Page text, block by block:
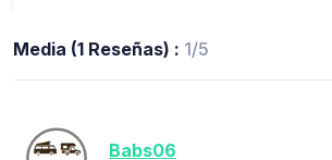
Media (1 Reseñas) : 1/5
Babs06